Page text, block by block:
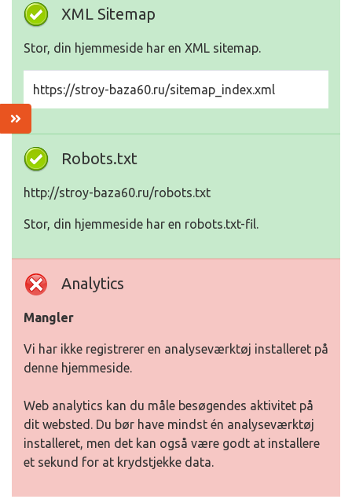
XML Sitemap
Stor, din hjemmeside har en XML sitemap.
https://stroy-baza60.ru/sitemap_index.xml
Robots.txt
http://stroy-baza60.ru/robots.txt
Stor, din hjemmeside har en robots.txt-fil.
Analytics
Mangler
Vi har ikke registrerer en analyseværktøj installeret på
denne hjemmeside.
Web analytics kan du måle besøgendes aktivitet på
dit websted. Du bør have mindst én analyseværktøj
installeret, men det kan også være godt at installere
et sekund for at krydstjekke data.